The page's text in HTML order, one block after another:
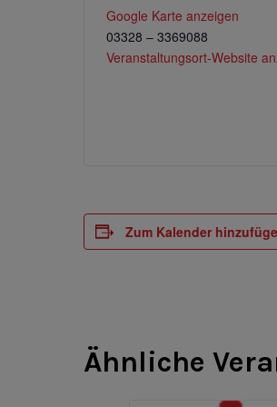
Google Karte anzeigen
03328 – 3369088
Veranstaltungsort-Website
Zum Kalender
Ähnliche